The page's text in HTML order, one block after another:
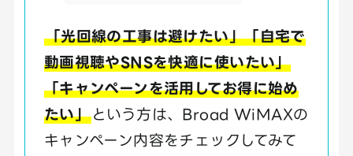
「光回線の工事は避けたい」「自宅で
動画視聴やSNSを快適に使いたい」
「キャンペーンを活用してお得に始め
たい」 という方は、Broad WiMAXの
キャンペーン内容をチェックしてみて